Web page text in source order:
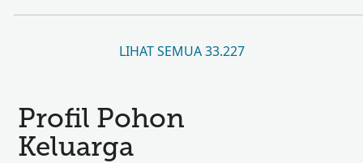
LIHAT SEMUA 33.227
Profil Pohon
Keluarga